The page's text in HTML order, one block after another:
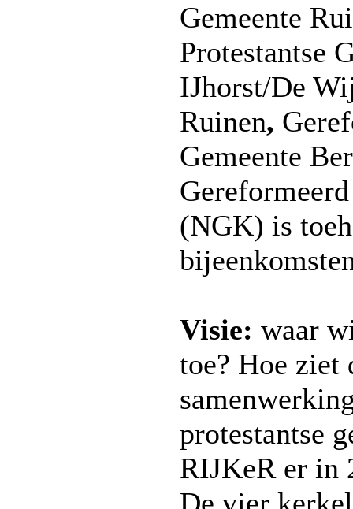
Gemeente
Protestantse
IJhorst/De
Ruinen,
Gemeente
(NGK) is
Visie: waar
toe? Hoe ziet
protestantse
RIJKeR er in